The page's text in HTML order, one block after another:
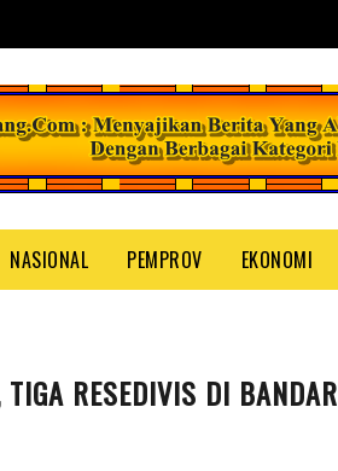
NASIONAL PEMPROV EKONOMI
RESEDIVIS DI BANDAR